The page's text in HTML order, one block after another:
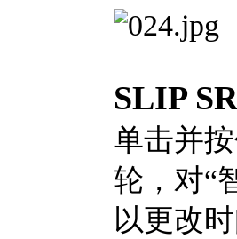
SLIP
单击并
轮，对“
以更改